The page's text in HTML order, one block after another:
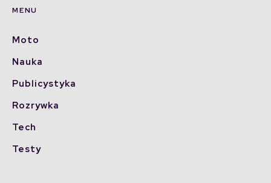
MENU
Moto
Nauka
Publicystyka
Rozrywka
Tech
Testy